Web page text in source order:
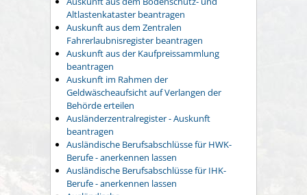
Altlastenkataster beantragen
Auskunft aus dem Zentralen
Fahrerlaubnisregister beantragen
Auskunft aus der Kaufpreissammlung
beantragen
Auskunft im Rahmen der
Geldwäscheaufsicht auf Verlangen der
Behörde erteilen
Ausländerzentralregister - Auskunft
beantragen
Ausländische Berufsabschlüsse für HWK-
Berufe - anerkennen lassen
Ausländische Berufsabschlüsse für IHK-
Berufe - anerkennen lassen